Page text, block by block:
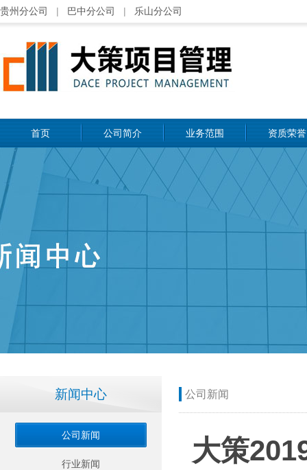
贵州分公司 | 巴中分公司 | 乐山分公司
首页 公司简介 业务范围 资质荣誉
新闻中心
公司新闻
行业新闻
公司新闻
大策